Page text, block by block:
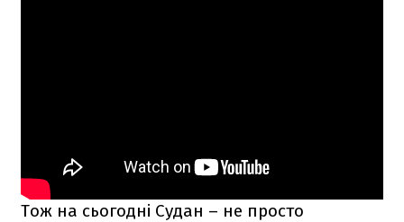
Тож на сьогодні Судан – не просто